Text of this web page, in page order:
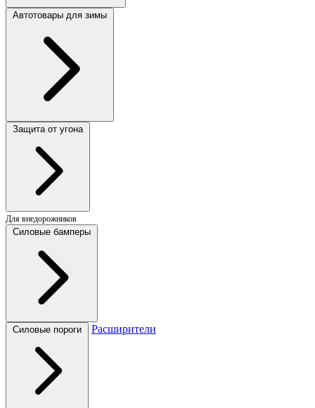
Автотовары для зимы
Защита от угона
Для внедорожников
Силовые бамперы
Силовые пороги Расширители